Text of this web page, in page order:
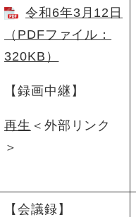
令和6年3月12日
（PDFファイル：
320KB）
【録画中継】
再生 ＜外部リンク
＞
【会議録】